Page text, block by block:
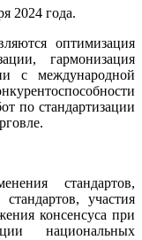
2024 года.
оптимизация
гармонизация
с международной
по стандартизации
стандартов,
участия
консенсуса при
национальных